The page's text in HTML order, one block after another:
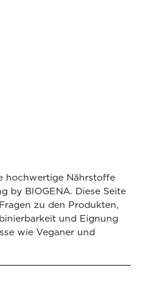
Kontakt
hochwertige Nährstoffe
by BIOGENA. Diese Seite
zu den Produkten,
und Eignung
wie Veganer und